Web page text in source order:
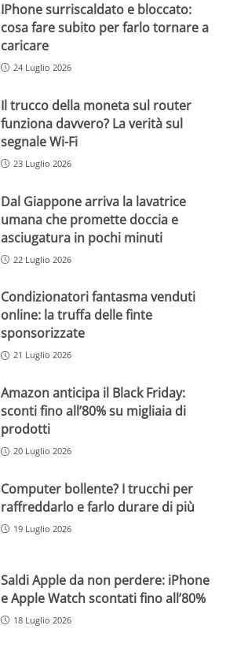
IPhone surriscaldato e bloccato:
cosa fare subito per farlo tornare a
caricare
24 Luglio 2026
Il trucco della moneta sul router
funziona davvero? La verità sul
segnale Wi-Fi
23 Luglio 2026
Dal Giappone arriva la lavatrice
umana che promette doccia e
asciugatura in pochi minuti
22 Luglio 2026
Condizionatori fantasma venduti
online: la truffa delle finte
sponsorizzate
21 Luglio 2026
Amazon anticipa il Black Friday:
sconti fino all’80% su migliaia di
prodotti
20 Luglio 2026
Computer bollente? I trucchi per
raffreddarlo e farlo durare di più
19 Luglio 2026
Saldi Apple da non perdere: iPhone
e Apple Watch scontati fino all’80%
18 Luglio 2026